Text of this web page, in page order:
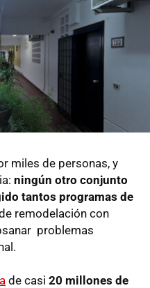
miles de personas, y
ningún otro conjunto
tantos programas de
remodelación con
problemas
de casi 20 millones de